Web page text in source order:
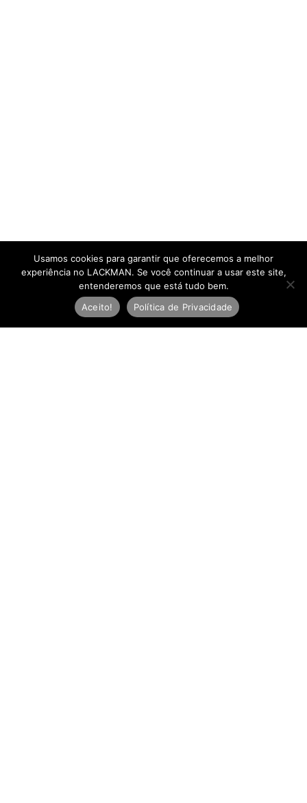
Usamos cookies para garantir que oferecemos a melhor
experiência no LACKMAN. Se você continuar a usar este site,
entenderemos que está tudo bem.
Aceito!
Política de Privacidade